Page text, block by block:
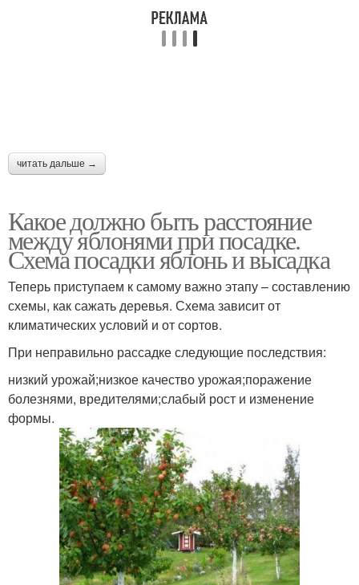
читать дальше →
Какое должно быть расстояние
между яблонями при посадке.
Схема посадки яблонь и высадка
Теперь приступаем к самому важно этапу – составлению
схемы, как сажать деревья. Схема зависит от
климатических условий и от сортов.
При неправильно рассадке следующие последствия:
низкий урожай;низкое качество урожая;поражение
болезнями, вредителями;слабый рост и изменение
формы.